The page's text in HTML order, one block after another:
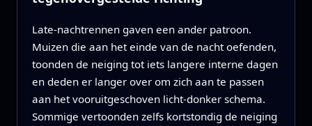
Late-nachtrennen gaven een ander patroon.
Muizen die aan het einde van de nacht oefenden,
toonden de neiging tot iets langere interne dagen
en deden er langer over om zich aan te passen
aan het vooruitgeschoven licht-donker schema.
Sommige vertoonden zelfs kortstondig de neiging